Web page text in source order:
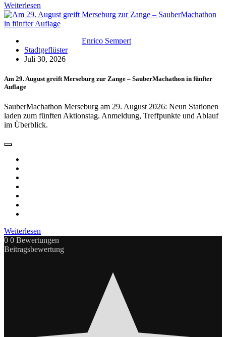
Weiterlesen
Enrico Sempert
Stadtgeflüster
Juli 30, 2026
Am 29. August greift Merseburg zur Zange – SauberMachathon in fünfter
Auflage
SauberMachathon Merseburg am 29. August 2026: Neun Stationen
laden zum fünften Aktionstag. Anmeldung, Treffpunkte und Ablauf
im Überblick.
Weiterlesen
0 0 Bewertungen
Beitragsbewertung